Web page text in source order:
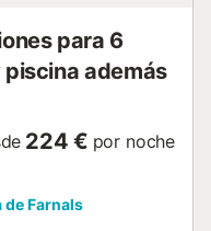
para 6
además
224 € por noche
de Farnals